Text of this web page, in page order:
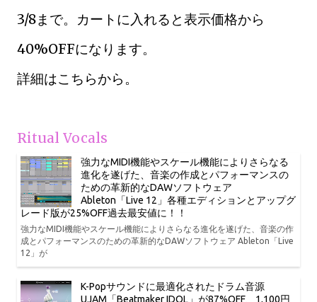
3/8まで。カートに入れると表示価格から
40%OFFになります。
詳細はこちらから。
Ritual Vocals
強力なMIDI機能やスケール機能によりさらなる
進化を遂げた、音楽の作成とパフォーマンスの
ための革新的なDAWソフトウェア
Ableton「Live 12」各種エディションとアップグ
レード版が25%OFF過去最安値に！！
強力なMIDI機能やスケール機能によりさらなる進化を遂げた、音楽の作
成とパフォーマンスのための革新的なDAWソフトウェア Ableton「Live
12」が
K-Popサウンドに最適化されたドラム音源
UJAM「Beatmaker IDOL」が87%OFF、1,100円